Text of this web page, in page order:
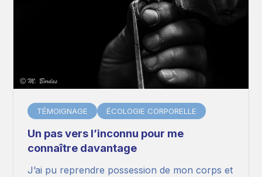
TÉMOIGNAGE ÉCOLOGIE CORPORELLE
Un pas vers l’inconnu pour me
connaître davantage
J’ai pu reprendre possession de mon corps et